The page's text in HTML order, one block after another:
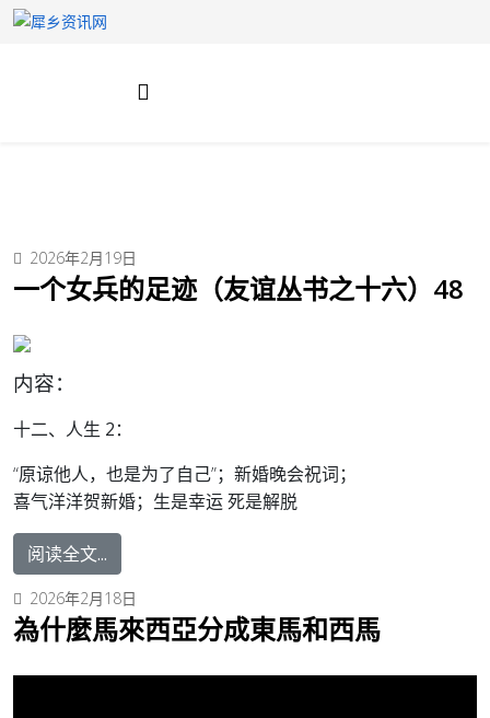
2026年2月19日
一个女兵的足迹（友谊丛书之十六）48
内容：
十二、人生 2：
“原谅他人，也是为了自己”；新婚晚会祝词；
喜气洋洋贺新婚；生是幸运 死是解脱
阅读全文...
2026年2月18日
為什麼馬來西亞分成東馬和西馬